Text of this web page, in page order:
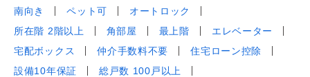
南向き ペット可
オートロック
所在階 2階以上
角部屋 最上階
エレベーター
宅配ボックス
仲介手数料不要
住宅ローン控除
設備10年保証
総戸数 100戸以上